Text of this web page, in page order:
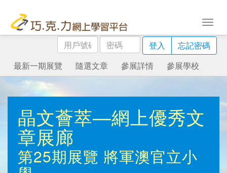
用
戶
號
碼
密
碼
登入
忘記密碼
最新一期展覽
隨選文章 參展詳情 參展學校
晶文薈萃—網上優秀文
章展廊
第25期展覽 將軍澳官立小